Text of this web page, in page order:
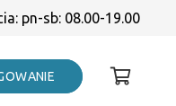
pn-sb: 08.00-19.00